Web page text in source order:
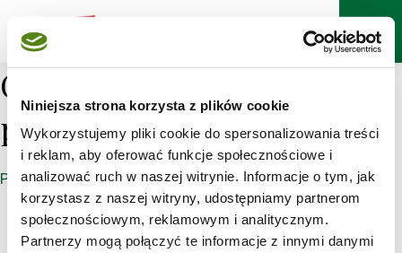
Niniejsza strona korzysta z plików cookie
Wykorzystujemy pliki cookie do spersonalizowania treści
i reklam, aby oferować funkcje społecznościowe i
analizować ruch w naszej witrynie. Informacje o tym, jak
korzystasz z naszej witryny, udostępniamy partnerom
społecznościowym, reklamowym i analitycznym.
Partnerzy mogą połączyć te informacje z innymi danymi
Ostatnio przeglądane
przepisy
Pokaż jako zdjęcia
Poznaj markę Kujawski